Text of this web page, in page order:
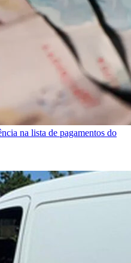
na lista de pagamentos do